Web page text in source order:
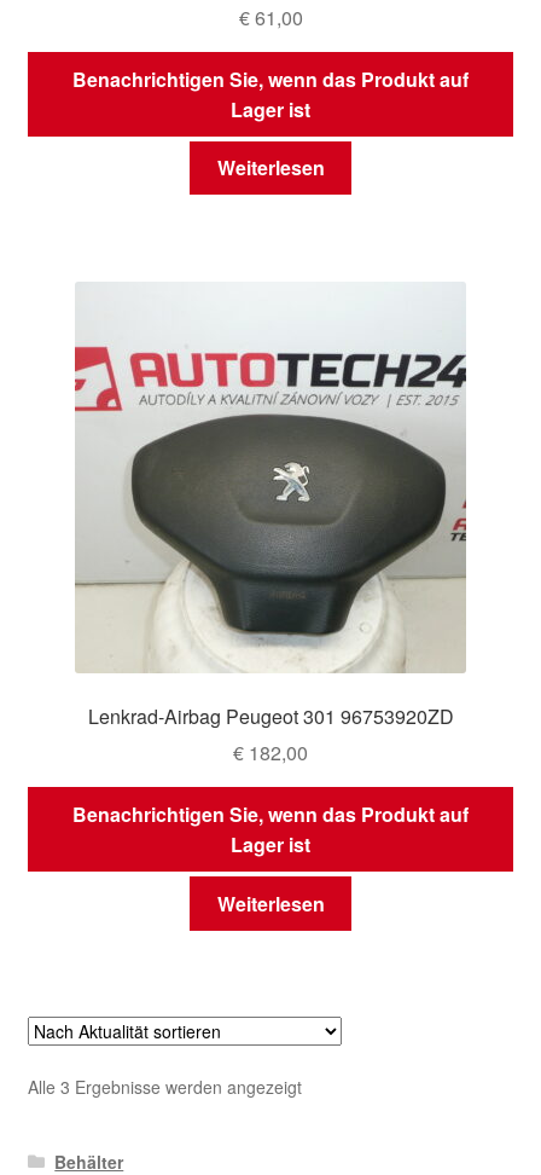
€61,00
Benachrichtigen Sie, wenn das Produkt auf
Lager ist
Weiterlesen
Lenkrad-Airbag Peugeot 301 96753920ZD
€ 182,00
Benachrichtigen Sie, wenn das Produkt auf
Lager ist
Weiterlesen
Alle 3 Ergebnisse werden angezeigtNach
Behälter